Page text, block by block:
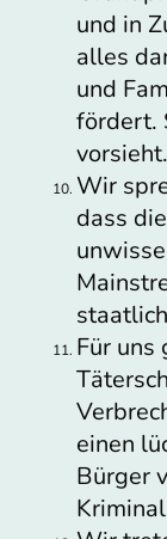
und in
alles
und
fördert.
vorsieht.
Wir
dass
Für uns
einen
Bürger